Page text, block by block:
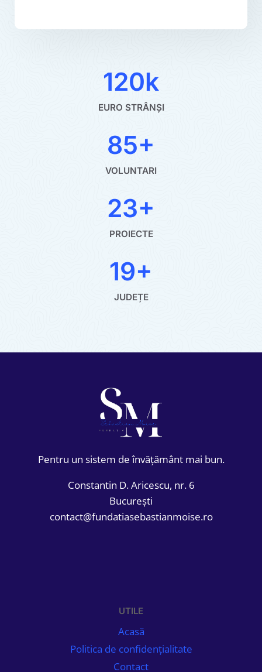
120k
EURO STRÂNȘI
85+
VOLUNTARI
23+
PROIECTE
19+
JUDEȚE
Pentru un sistem de învățământ mai bun.
Constantin D. Aricescu, nr. 6
București
contact@fundatiasebastianmoise.ro
UTILE
Acasă
Politica de confidențialitate
Contact